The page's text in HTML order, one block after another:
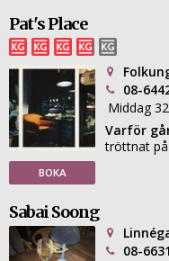
Pat's Place
BOKA
08-
Middag
Varför
tröttnat på
Sabai Soong
08-